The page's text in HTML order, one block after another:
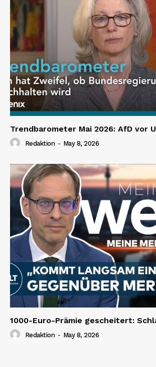
Trendbarometer Mai 2026: AfD vor
Redaktion - May 8, 2026
1000-Euro-Prämie gescheitert:
Redaktion - May 8, 2026